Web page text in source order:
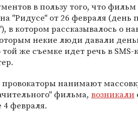
в пользу того, что
на "Ридусе" от 26 февраля (день
в котором рассказывалось о
некие люди давали
же съемке идет речь в SMS-
нанимают
фильма, возникали
февраля.